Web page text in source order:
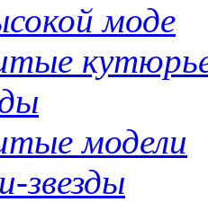
моде
модели
звезды